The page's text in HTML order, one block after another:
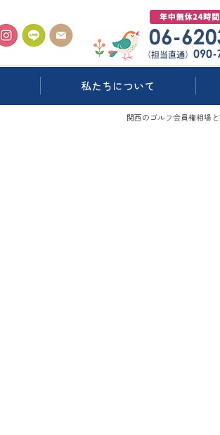
私たちについて
関西のゴルフ会員権相場